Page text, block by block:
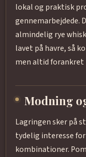
lokal og praktisk
gennemarbejdede.
almindelig rye
lavet på havre, så
men altid forankret
Modning
Lagringen sker på
tydelig interesse
kombinationer.